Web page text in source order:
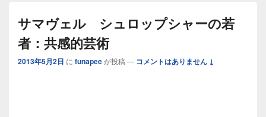
サマヴェル シュロップシャーの若
者：共感的芸術
2013年5月2日 に funapeeが投稿 — コメントはありません ↓